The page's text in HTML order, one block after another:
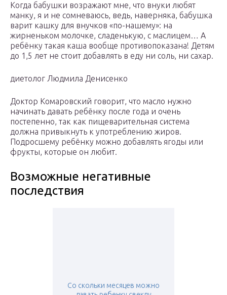
Когда бабушки возражают мне, что внуки любят
манку, я и не сомневаюсь, ведь, наверняка, бабушка
варит кашку для внучков «по-нашему»: на
жирненьком молочке, сладенькую, с маслицем… А
ребёнку такая каша вообще противопоказана! Детям
до 1,5 лет не стоит добавлять в еду ни соль, ни сахар.
диетолог Людмила Денисенко
Доктор Комаровский говорит, что масло нужно
начинать давать ребёнку после года и очень
постепенно, так как пищеварительная система
должна привыкнуть к употреблению жиров.
Подросшему ребёнку можно добавлять ягоды или
фрукты, которые он любит.
Возможные негативные
последствия
Со скольки месяцев можно